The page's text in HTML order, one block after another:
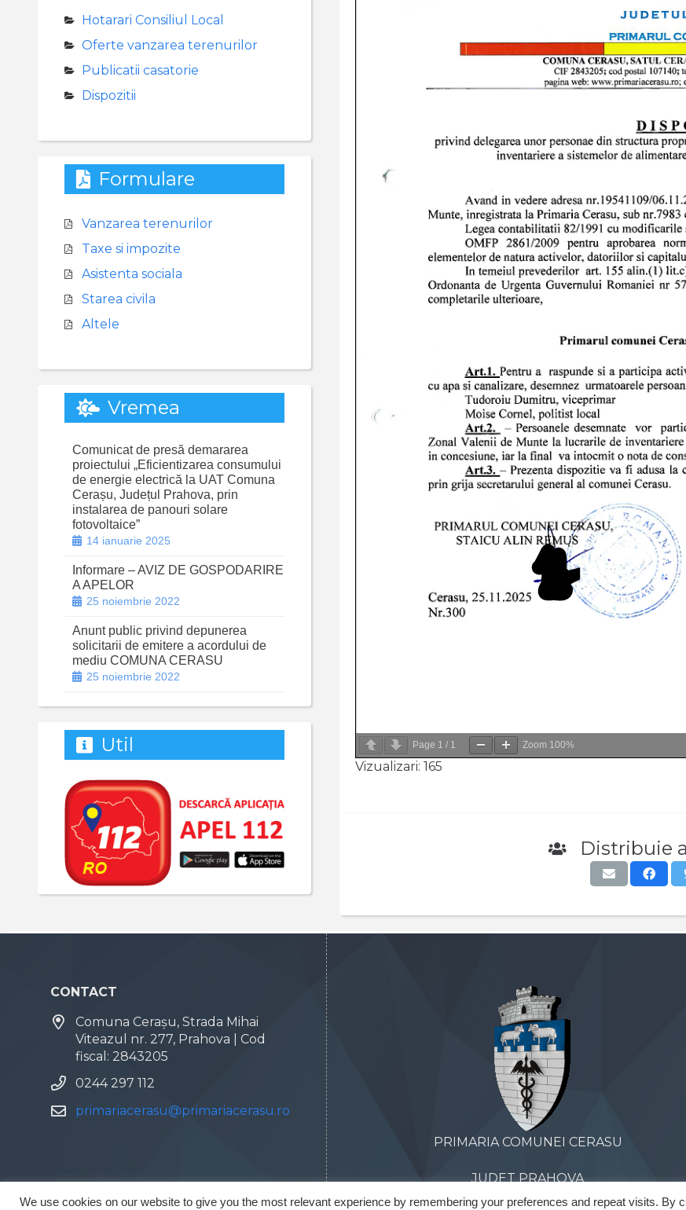
Page 1 / 1 Zoom 100%
Vizualizari: 165
Distribuie
Hotarari Consiliul Local
Oferte vanzarea terenurilor
Publicatii casatorie
Dispozitii
Formulare
Vanzarea terenurilor
Taxe si impozite
Asistenta sociala
Starea civila
Altele
Vremea
Comunicat de presă demararea
proiectului „Eficientizarea consumului
de energie electrică la UAT Comuna
Cerașu, Județul Prahova, prin
instalarea de panouri solare
fotovoltaice”
14 ianuarie 2025
Informare – AVIZ DE GOSPODARIRE
A APELOR
25 noiembrie 2022
Anunt public privind depunerea
solicitarii de emitere a acordului de
mediu COMUNA CERASU
25 noiembrie 2022
Util
CONTACT
Comuna Cerașu, Strada Mihai
Viteazul nr. 277, Prahova | Cod
fiscal: 2843205
0244 297 112
primariacerasu@primariacerasu.ro
PRIMARIA COMUNEI CERASU
JUDET PRAHOVA
We use cookies on our website to give you the most relevant experience by remembering your preferences and repeat visits. By